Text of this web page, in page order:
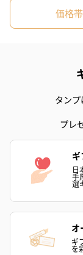
ハンドクリーム3
ト【ありがとう】
（1,100円）
リラックスグッ
リラックスグッズ
かき氷入浴剤4点
（ブルー）（748
価格
タンプ
プレ
日
手
選
オ
ギ
を